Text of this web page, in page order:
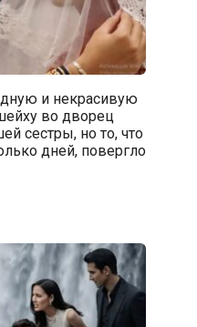
и некрасивую
во дворец
сестры, но то, что
дней, повергло